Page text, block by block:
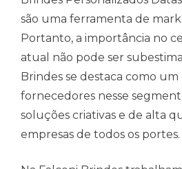
são uma ferramenta de
Portanto, a importância no
atual não pode ser
Brindes se destaca como um
fornecedores nesse
soluções criativas e de alta
empresas de todos os portes.